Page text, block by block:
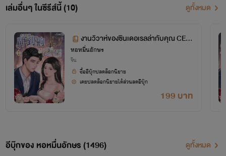
เล่มอื่นๆ ในซีรีส์นี้ (10) ดูทั้งหมด
งานวิวาห์ของซินเดอเรลล่ากับคุณ CEO
มาดนิ่ง เล่ม 1 ตอนที่ 1-57
หอหมื่นอักษร
จีน
199 บาท
ซื้ออีบุ๊กปลดล็อกนิยาย
เคยปลดล็อกนิยายได้ส่วนลดอีบุ๊ก
อีบุ๊กของ หอหมื่นอักษร (1496) ดูทั้งหมด